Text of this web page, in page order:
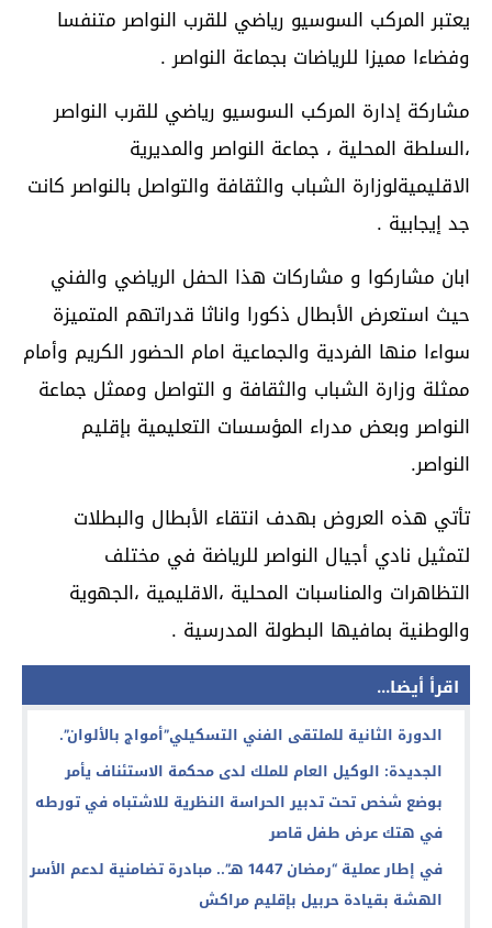
يعتبر المركب السوسيو رياضي للقرب النواصر متنفسا
وفضاءا مميزا للرياضات بجماعة النواصر .
مشاركة إدارة المركب السوسيو رياضي للقرب النواصر
،السلطة المحلية ، جماعة النواصر والمديرية
الاقليميةلوزارة الشباب والثقافة والتواصل بالنواصر كانت
جد إيجابية .
ابان مشاركوا و مشاركات هذا الحفل الرياضي والفني
حيث استعرض الأبطال ذكورا واناثا قدراتهم المتميزة
سواءا منها الفردية والجماعية امام الحضور الكريم وأمام
ممثلة وزارة الشباب والثقافة و التواصل وممثل جماعة
النواصر وبعض مدراء المؤسسات التعليمية بإقليم
النواصر.
تأتي هذه العروض بهدف انتقاء الأبطال والبطلات
لتمثيل نادي أجيال النواصر للرياضة في مختلف
التظاهرات والمناسبات المحلية ،الاقليمية ،الجهوية
والوطنية بمافيها البطولة المدرسية .
اقرأ أيضا...
الدورة الثانية للملتقى الفني التسكيلي”أمواج بالألوان”.
الجديدة: الوكيل العام للملك لدى محكمة الاستئناف يأمر
بوضع شخص تحت تدبير الحراسة النظرية للاشتباه في تورطه
في هتك عرض طفل قاصر
في إطار عملية “رمضان 1447 هـ”.. مبادرة تضامنية لدعم الأسر
الهشة بقيادة حربيل بإقليم مراكش